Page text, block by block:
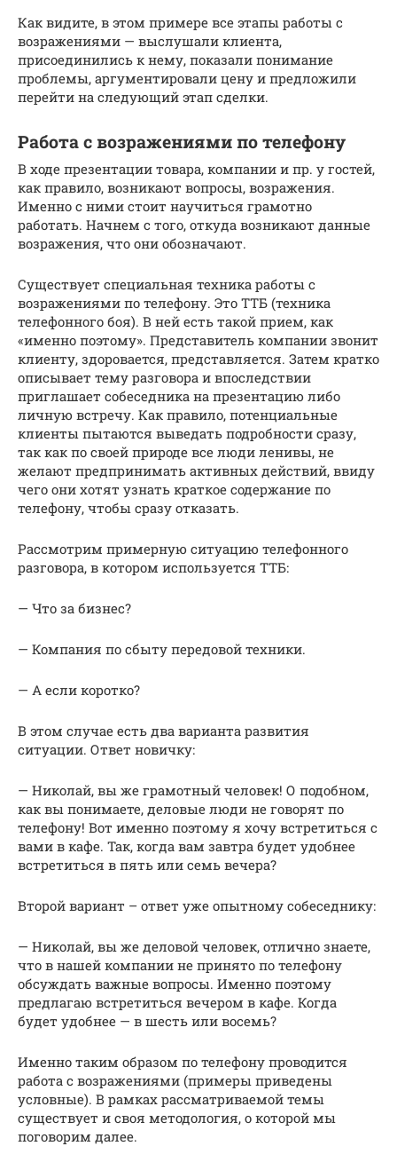
Как видите, в этом примере все этапы работы с
возражениями — выслушали клиента,
присоединились к нему, показали понимание
проблемы, аргументировали цену и предложили
перейти на следующий этап сделки.
Работа с возражениями по телефону
В ходе презентации товара, компании и пр. у гостей,
как правило, возникают вопросы, возражения.
Именно с ними стоит научиться грамотно
работать. Начнем с того, откуда возникают данные
возражения, что они обозначают.
Существует специальная техника работы с
возражениями по телефону. Это ТТБ (техника
телефонного боя). В ней есть такой прием, как
«именно поэтому». Представитель компании звонит
клиенту, здоровается, представляется. Затем кратко
описывает тему разговора и впоследствии
приглашает собеседника на презентацию либо
личную встречу. Как правило, потенциальные
клиенты пытаются выведать подробности сразу,
так как по своей природе все люди ленивы, не
желают предпринимать активных действий, ввиду
чего они хотят узнать краткое содержание по
телефону, чтобы сразу отказать.
Рассмотрим примерную ситуацию телефонного
разговора, в котором используется ТТБ:
— Что за бизнес?
— Компания по сбыту передовой техники.
— А если коротко?
В этом случае есть два варианта развития
ситуации. Ответ новичку:
— Николай, вы же грамотный человек! О подобном,
как вы понимаете, деловые люди не говорят по
телефону! Вот именно поэтому я хочу встретиться с
вами в кафе. Так, когда вам завтра будет удобнее
встретиться в пять или семь вечера?
Второй вариант – ответ уже опытному собеседнику:
— Николай, вы же деловой человек, отлично знаете,
что в нашей компании не принято по телефону
обсуждать важные вопросы. Именно поэтому
предлагаю встретиться вечером в кафе. Когда
будет удобнее — в шесть или восемь?
Именно таким образом по телефону проводится
работа с возражениями (примеры приведены
условные). В рамках рассматриваемой темы
существует и своя методология, о которой мы
поговорим далее.